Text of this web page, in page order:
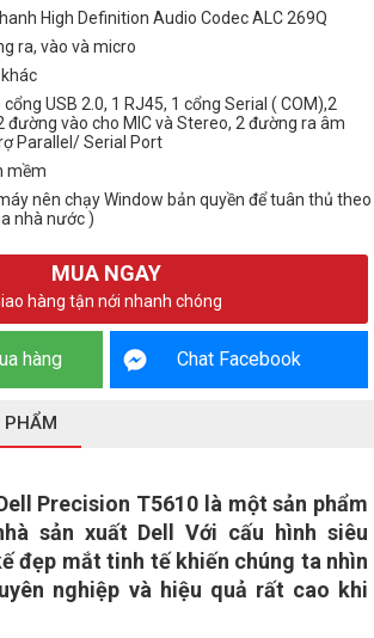
High Definition Audio Codec ALC 269Q
ra, vào và micro
cổng USB 2.0, 1 RJ45, 1 cổng Serial ( COM),2
đường vào cho MIC và Stereo, 2 đường ra âm
Parallel/ Serial Port
mềm
nên chạy Window bản quyền để tuân thủ theo
nhà nước )
MUA NGAY
hàng tận nới nhanh chóng
hàng Chat Facebook
PHẨM
Precision T5610 là một sản phẩm
sản xuất Dell Với cấu hình siêu
đẹp mắt tinh tế khiến chúng ta nhìn
nghiệp và hiệu quả rất cao khi